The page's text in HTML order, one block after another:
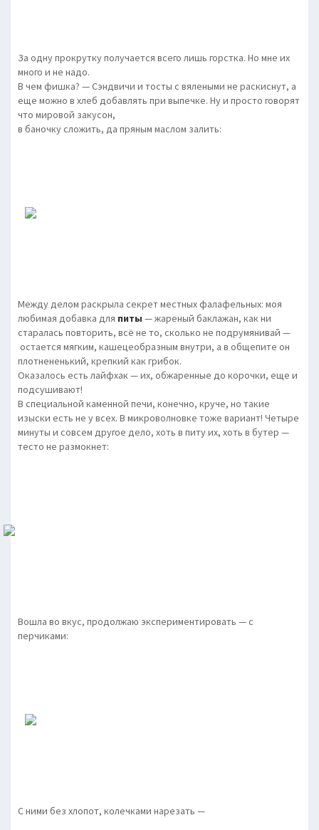
За одну прокрутку получается всего лишь горстка. Но мне их
много и не надо.
В чем фишка? — Сэндвичи и тосты с вялеными не раскиснут, а
еще можно в хлеб добавлять при выпечке. Ну и просто говорят
что мировой закусон,
в баночку сложить, да пряным маслом залить:
Между делом раскрыла секрет местных фалафельных: моя
любимая добавка для питы — жареный баклажан, как ни
старалась повторить, всё не то, сколько не подрумянивай —
остается мягким, кашецеобразным внутри, а в общепите он
плотнененький, крепкий как грибок.
Оказалось есть лайфхак — их, обжаренные до корочки, еще и
подсушивают!
В специальной каменной печи, конечно, круче, но такие
изыски есть не у всех. В микроволновке тоже вариант! Четыре
минуты и совсем другое дело, хоть в питу их, хоть в бутер —
тесто не размокнет:
Вошла во вкус, продолжаю экспериментировать — с
перчиками:
С ними без хлопот, колечками нарезать —